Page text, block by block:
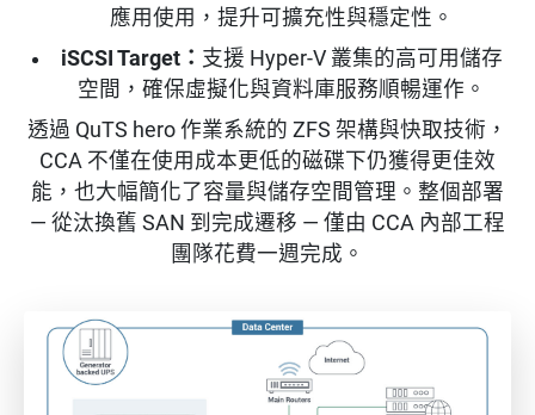
應用使用，提升可擴充性與穩定性。
iSCSI Target： 支援 Hyper-V 叢集的高可用儲存
空間，確保虛擬化與資料庫服務順暢運作。
透過 QuTS hero 作業系統的 ZFS 架構與快取技術，
CCA 不僅在使用成本更低的磁碟下仍獲得更佳效
能，也大幅簡化了容量與儲存空間管理。整個部署
— 從汰換舊 SAN 到完成遷移 — 僅由 CCA 內部工程
團隊花費一週完成。